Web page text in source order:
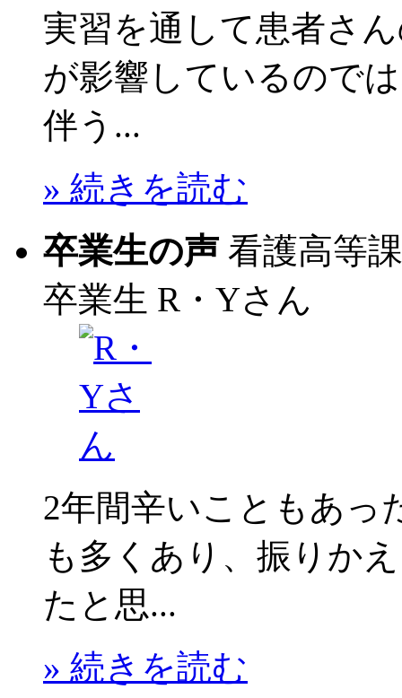
実習を通して患者さ
が影響しているので
伴う...
» 続きを読む
卒業生の声 看護高等
卒業生 R・Yさん
2年間辛いこともあっ
も多くあり、振りか
たと思...
» 続きを読む